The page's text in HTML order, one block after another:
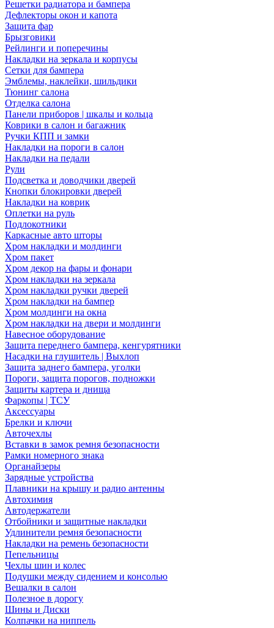
Решетки радиатора и бампера
Дефлекторы окон и капота
Защита фар
Брызговики
Рейлинги и поперечины
Накладки на зеркала и корпусы
Сетки для бампера
Эмблемы, наклейки, шильдики
Тюнинг салона
Отделка салона
Панели приборов | шкалы и кольца
Коврики в салон и багажник
Ручки КПП и замки
Накладки на пороги в салон
Накладки на педали
Рули
Подсветка и доводчики дверей
Кнопки блокировки дверей
Накладки на коврик
Оплетки на руль
Подлокотники
Каркасные авто шторы
Хром накладки и молдинги
Хром пакет
Хром декор на фары и фонари
Хром накладки на зеркала
Хром накладки ручки дверей
Хром накладки на бампер
Хром молдинги на окна
Хром накладки на двери и молдинги
Навесное оборудование
Защита переднего бампера, кенгурятники
Насадки на глушитель | Выхлоп
Защита заднего бампера, уголки
Пороги, защита порогов, подножки
Защиты картера и днища
Фаркопы | ТСУ
Аксессуары
Брелки и ключи
Авточехлы
Вставки в замок ремня безопасности
Рамки номерного знака
Органайзеры
Зарядные устройства
Плавники на крышу и радио антенны
Автохимия
Автодержатели
Отбойники и защитные накладки
Удлинители ремня безопасности
Накладки на ремень безопасности
Пепельницы
Чехлы шин и колес
Подушки между сидением и консолью
Вешалки в салон
Полезное в дорогу
Шины и Диски
Колпачки на ниппель